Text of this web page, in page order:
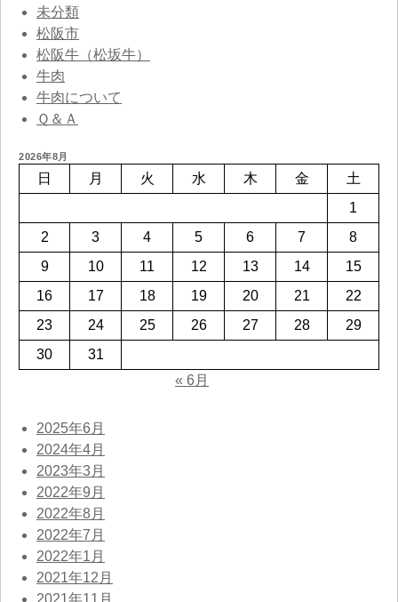
未分類
松阪市
松阪牛（松坂牛）
牛肉
牛肉について
Ｑ＆Ａ
2026年8月
日 月 火 水 木 金
土
1
2
3 4 5 6 7
8
9
10 11 12 13 14
15
16
17 18 19 20 21
22
23
24 25 26 27 28
29
30
31
« 6月
2025年6月
2024年4月
2023年3月
2022年9月
2022年8月
2022年7月
2022年1月
2021年12月